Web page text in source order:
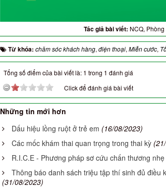
Tác giả bài viết: NCQ,
Từ khóa: chăm sóc khách hàng, điện thoại, Miễn cước,
Tổng số điểm của bài viết là: 1 trong 1 đánh giá
Click để đánh giá bài viết
Những tin mới hơn
Dấu hiệu lồng ruột ở trẻ em (16/08/2023)
Các mốc khám thai quan trọng trong thai kỳ
R.I.C.E - Phương pháp sơ cứu chấn thương
Thông báo danh sách triệu tập thí sinh đủ điều
(31/08/2023)